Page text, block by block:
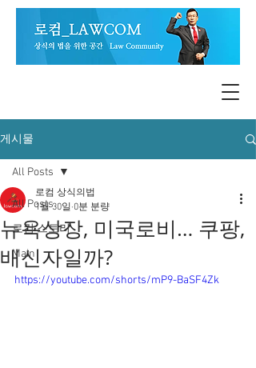
게시물
All Posts
로컴 스토리
Main
All Posts
뉴욕상장, 미국로비… 쿠팡,
배신자일까?
로컴 상식의법
1월 30일 0분 분량
https://youtube.com/shorts/mP9-BaSF4Zk